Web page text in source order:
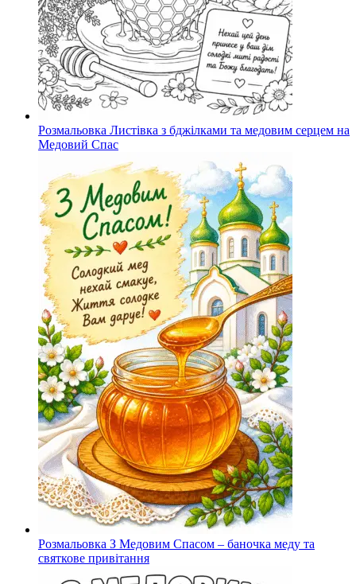
Розмальовка Листівка з бджілками та медовим серцем на
Медовий Спас
Розмальовка З Медовим Спасом – баночка меду та
святкове привітання